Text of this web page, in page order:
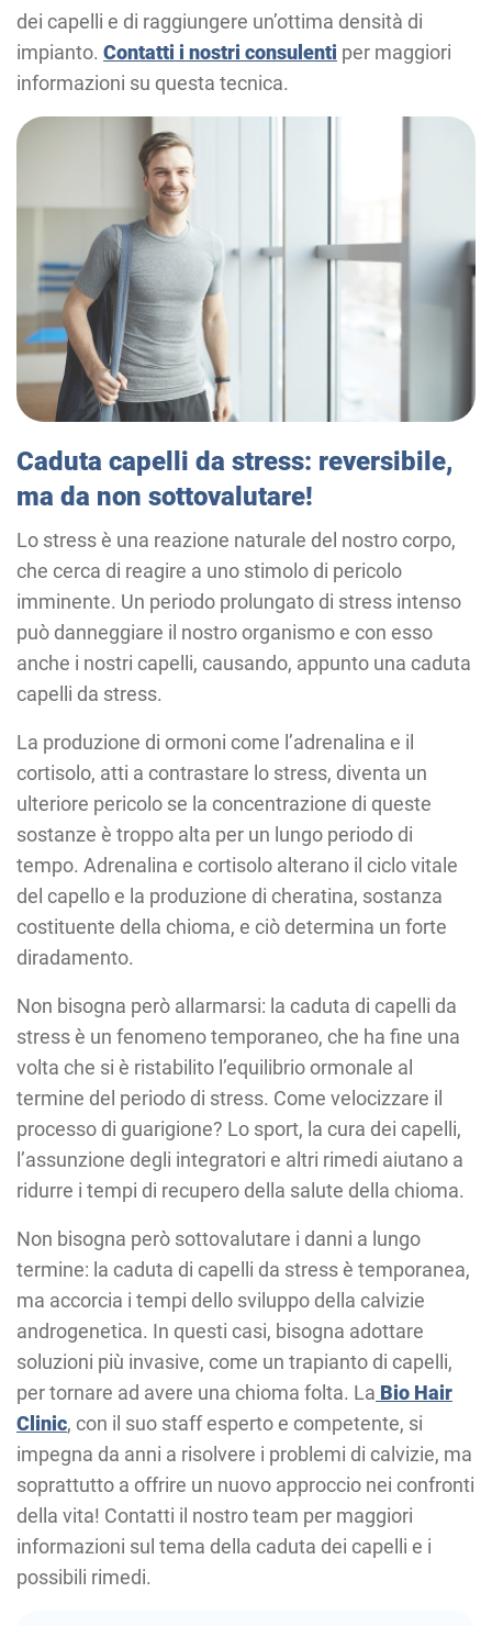
dei capelli e di raggiungere un’ottima densità di
impianto. Contatti i nostri consulenti per maggiori
informazioni su questa tecnica.
Caduta capelli da stress: reversibile,
ma da non sottovalutare!
Lo stress è una reazione naturale del nostro corpo,
che cerca di reagire a uno stimolo di pericolo
imminente. Un periodo prolungato di stress intenso
può danneggiare il nostro organismo e con esso
anche i nostri capelli, causando, appunto una caduta
capelli da stress.
La produzione di ormoni come l’adrenalina e il
cortisolo, atti a contrastare lo stress, diventa un
ulteriore pericolo se la concentrazione di queste
sostanze è troppo alta per un lungo periodo di
tempo. Adrenalina e cortisolo alterano il ciclo vitale
del capello e la produzione di cheratina, sostanza
costituente della chioma, e ciò determina un forte
diradamento.
Non bisogna però allarmarsi: la caduta di capelli da
stress è un fenomeno temporaneo, che ha fine una
volta che si è ristabilito l’equilibrio ormonale al
termine del periodo di stress. Come velocizzare il
processo di guarigione? Lo sport, la cura dei capelli,
l’assunzione degli integratori e altri rimedi aiutano a
ridurre i tempi di recupero della salute della chioma.
Non bisogna però sottovalutare i danni a lungo
termine: la caduta di capelli da stress è temporanea,
ma accorcia i tempi dello sviluppo della calvizie
androgenetica. In questi casi, bisogna adottare
soluzioni più invasive, come un trapianto di capelli,
per tornare ad avere una chioma folta. La Bio Hair
Clinic, con il suo staff esperto e competente, si
impegna da anni a risolvere i problemi di calvizie, ma
soprattutto a offrire un nuovo approccio nei confronti
della vita! Contatti il nostro team per maggiori
informazioni sul tema della caduta dei capelli e i
possibili rimedi.